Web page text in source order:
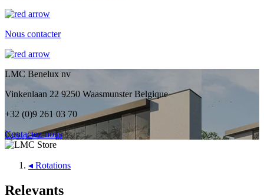
Nous contacter
LMC Benelux nv
Vinkenlaan 22 9250 Waasmunster Belgique
+32 (0)9 261 03 70
Contactez-nous
◂ Rotations
Relevants